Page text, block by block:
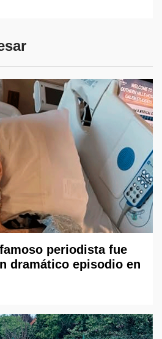
periodista fue
dramático episodio en